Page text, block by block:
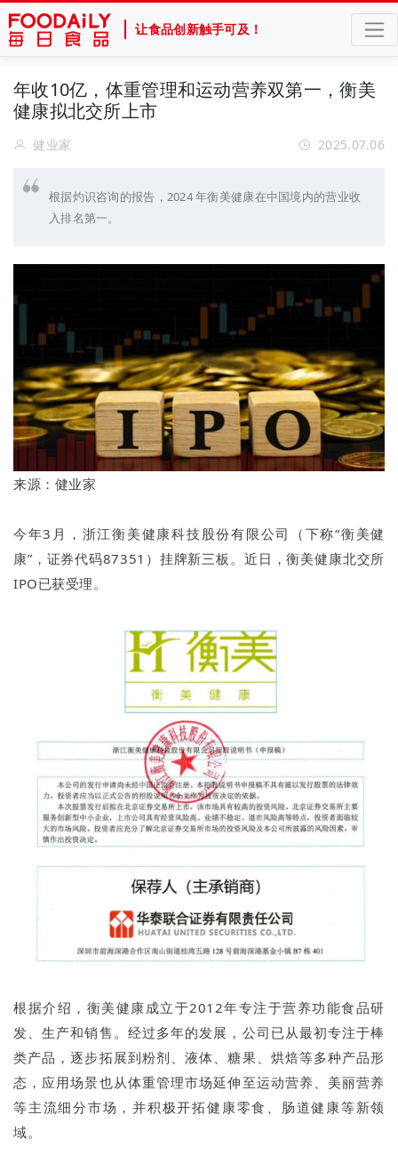
让食品创新触手可及！
年收10亿，体重管理和运动营养双第一，衡美
健康拟北交所上市
健业家 2025.07.06
根据灼识咨询的报告，2024 年衡美健康在中国境内的营业收
入排名第一。
来源：健业家
今年3月，浙江衡美健康科技股份有限公司（下称“衡美健
康”，证券代码87351）挂牌新三板。近日，衡美健康北交所
IPO已获受理。
根据介绍，衡美健康成立于2012年专注于营养功能食品研
发、生产和销售。经过多年的发展，公司已从最初专注于棒
类产品，逐步拓展到粉剂、液体、糖果、烘焙等多种产品形
态，应用场景也从体重管理市场延伸至运动营养、美丽营养
等主流细分市场，并积极开拓健康零食、肠道健康等新领
域。